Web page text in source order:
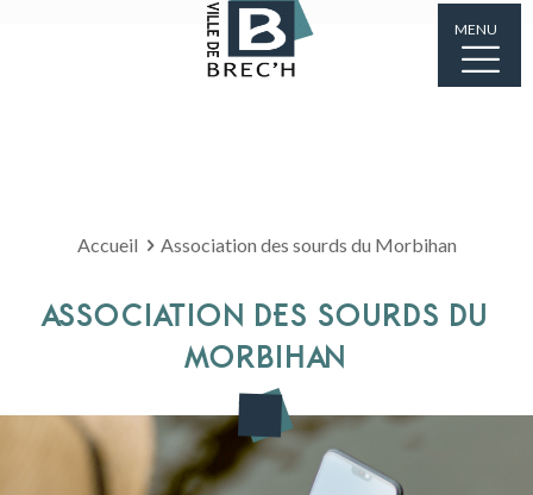
MENU
Accueil Association des sourds du Morbihan
ASSOCIATION DES SOURDS DU
MORBIHAN